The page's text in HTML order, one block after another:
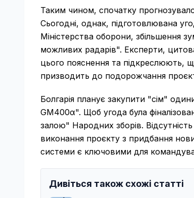
Таким чином, спочатку
Сьогодні, однак, підготовлювана
Міністерства оборони, збільшення
можливих радарів". Експерти,
цього пояснення та підкреслюють,
призводить до подорожчання
Болгарія планує закупити "сім"
GM400α". Щоб угода була
залою" Народних зборів.
виконання проєкту з придбання
системи є ключовими для
Дивіться також схожі статті